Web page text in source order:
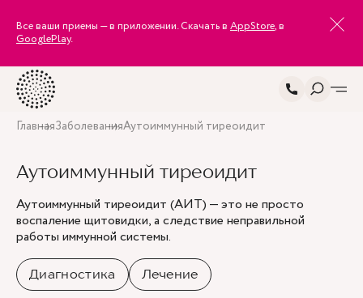
Все ваши приемы — в приложении. Скачать в AppStore, в
GooglePlay.
ГлавнаяЗаболеванияАутоиммунный тиреоидит
Аутоиммунный тиреоидит
Аутоиммунный тиреоидит (АИТ) — это не просто
воспаление щитовидки, а следствие неправильной
работы иммунной системы.
Диагностика Лечение